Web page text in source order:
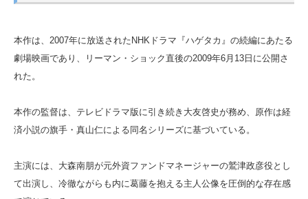
本作は、2007年に放送されたNHKドラマ『ハゲタカ』の続編にあたる
劇場映画であり、リーマン・ショック直後の2009年6月13日に公開さ
れた。
本作の監督は、テレビドラマ版に引き続き大友啓史が務め、原作は経
済小説の旗手・真山仁による同名シリーズに基づいている。
主演には、大森南朋が元外資ファンドマネージャーの鷲津政彦役とし
て出演し、冷徹ながらも内に葛藤を抱える主人公像を圧倒的な存在感